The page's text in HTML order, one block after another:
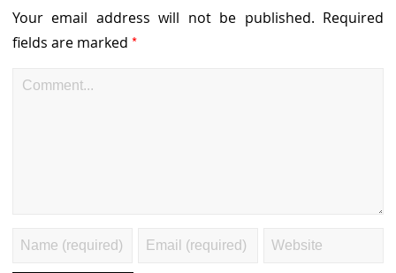
Your email address will not be published. Required
fields are marked *